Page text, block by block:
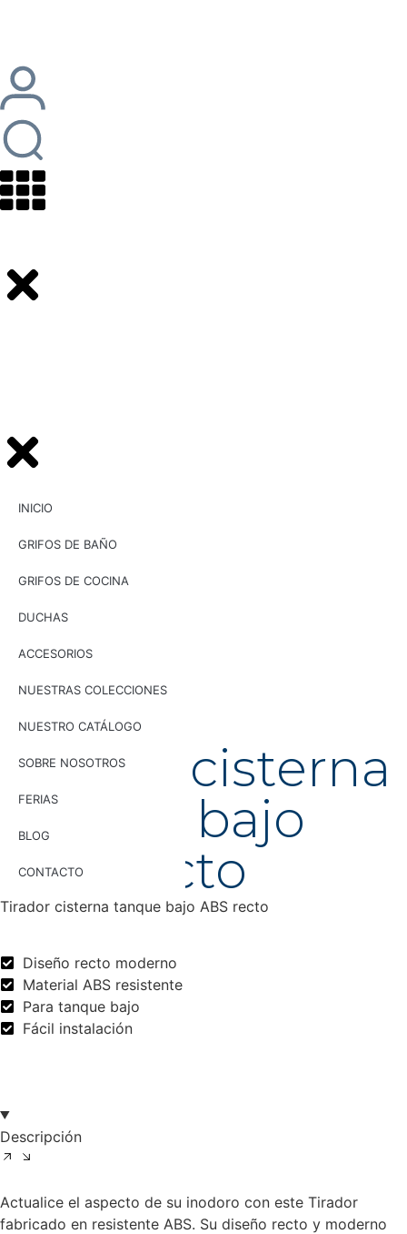
INICIO
GRIFOS DE BAÑO
GRIFOS DE COCINA
DUCHAS
ACCESORIOS
NUESTRAS COLECCIONES
NUESTRO CATÁLOGO
SOBRE NOSOTROS
FERIAS
BLOG
CONTACTO
UG20011
Tirador cisterna
tanque bajo
ABS recto
Tirador cisterna tanque bajo ABS recto
Diseño recto moderno
Material ABS resistente
Para tanque bajo
Fácil instalación
Descripción
Actualice el aspecto de su inodoro con este Tirador
fabricado en resistente ABS. Su diseño recto y moderno